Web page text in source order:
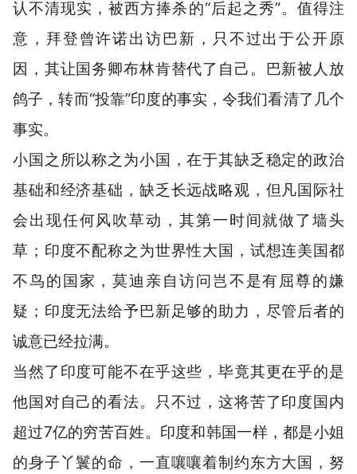
认不清现实，被西方捧杀的“后起之秀”。值得注
意，拜登曾许诺出访巴新，只不过出于公开原
因，其让国务卿布林肯替代了自己。巴新被人放
鸽子，转而“投靠”印度的事实，令我们看清了几个
事实。
小国之所以称之为小国，在于其缺乏稳定的政治
基础和经济基础，缺乏长远战略观，但凡国际社
会出现任何风吹草动，其第一时间就做了墙头
草；印度不配称之为世界性大国，试想连美国都
不鸟的国家，莫迪亲自访问岂不是有屈尊的嫌
疑；印度无法给予巴新足够的助力，尽管后者的
诚意已经拉满。
当然了印度可能不在乎这些，毕竟其更在乎的是
他国对自己的看法。只不过，这将苦了印度国内
超过7亿的穷苦百姓。印度和韩国一样，都是小姐
的身子丫鬟的命，一直嚷嚷着制约东方大国，努